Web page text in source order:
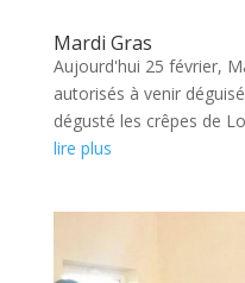
Mardi Gras
Aujourd'hui 25 février,
autorisés à venir
dégusté les crêpes de
lire plus